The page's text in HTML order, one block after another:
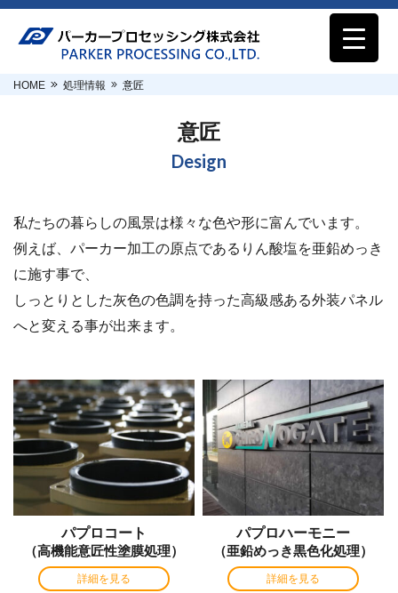
HOME 処理情報 意匠
意匠
Design
私たちの暮らしの風景は様々な色や形に富んでいます。
例えば、パーカー加工の原点であるりん酸塩を亜鉛めっき
に施す事で、
しっとりとした灰色の色調を持った高級感ある外装パネル
へと変える事が出来ます。
パプロコート
（高機能意匠性塗膜処理）
詳細を見る
パプロハーモニー
（亜鉛めっき黒色化処理）
詳細を見る